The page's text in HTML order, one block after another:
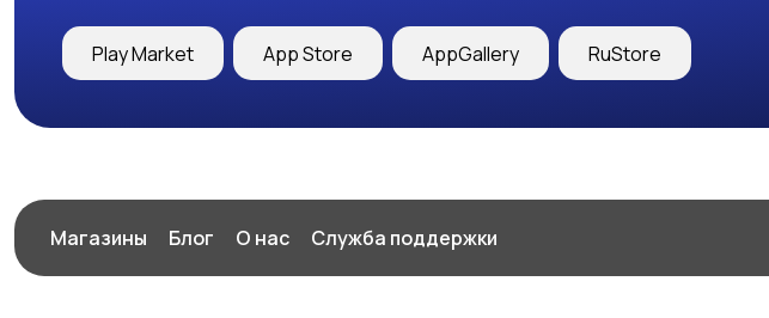
Play Market App Store AppGallery RuStore
Магазины Блог О нас Служба поддержки